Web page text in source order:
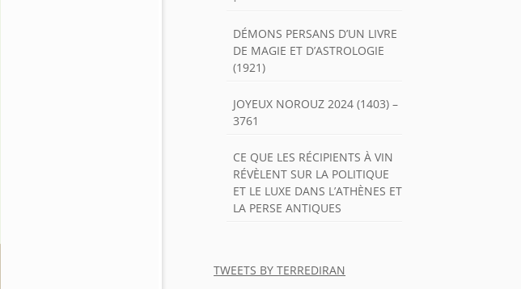
DÉMONS PERSANS D’UN LIVRE
DE MAGIE ET D’ASTROLOGIE
(1921)
JOYEUX NOROUZ 2024 (1403) –
3761
CE QUE LES RÉCIPIENTS À VIN
RÉVÈLENT SUR LA POLITIQUE
ET LE LUXE DANS L’ATHÈNES ET
LA PERSE ANTIQUES
TWEETS BY TERREDIRAN